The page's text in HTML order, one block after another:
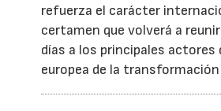
refuerza el carácter
certamen que volverá a
días a los principales actores
europea de la